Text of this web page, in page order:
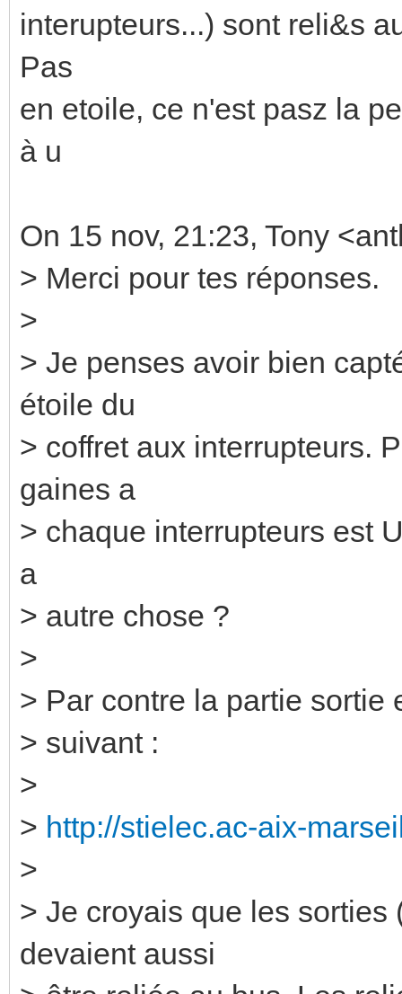
interupteurs...) sont reli&s
Pas
en etoile, ce n'est pasz la
à u
On 15 nov, 21:23, Tony
> Merci pour tes réponses.
>
> Je penses avoir bien
étoile du
> coffret aux interrupteurs.
gaines a
> chaque interrupteurs est
a
> autre chose ?
>
> Par contre la partie sortie
> suivant :
>
> http://stielec.ac-aix-
>
> Je croyais que les
devaient aussi